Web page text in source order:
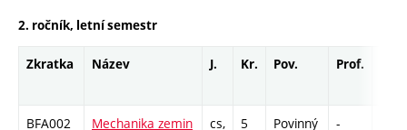
2. ročník, letní semestr
Zkratka Název J. Kr. Pov. Prof.
BFA002 Mechanika zemin cs, 5 Povinný -